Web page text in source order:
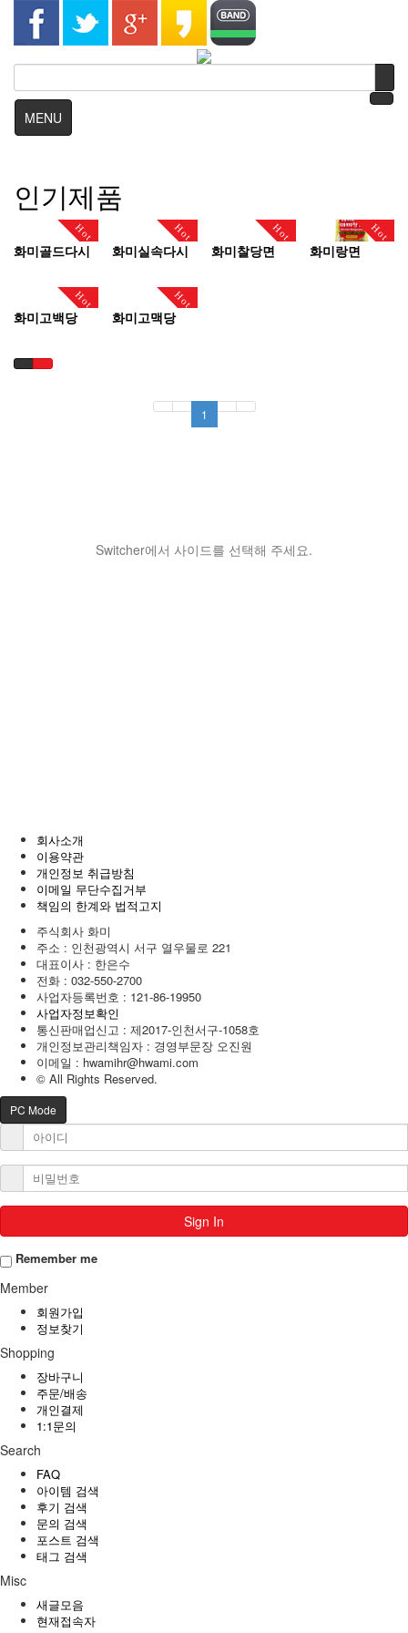
MENU
인기제품
Hot
화미골드다시
Hot
화미실속다시
Hot
화미찰당면
Hot
화미랑면
Hot
화미고백당
Hot
화미고맥당
1
Switcher에서 사이드를 선택해 주세요.
회사소개
이용약관
개인정보 취급방침
이메일 무단수집거부
책임의 한계와 법적고지
주식회사 화미
주소 : 인천광역시 서구 열우물로 221
대표이사 : 한은수
전화 : 032-550-2700
사업자등록번호 : 121-86-19950
사업자정보확인
통신판매업신고 : 제2017-인천서구-1058호
개인정보관리책임자 : 경영부문장 오진원
이메일 : hwamihr@hwami.com
© All Rights Reserved.
PC Mode
Sign In
Remember me
Member
회원가입
정보찾기
Shopping
장바구니
주문/배송
개인결제
1:1문의
Search
FAQ
아이템 검색
후기 검색
문의 검색
포스트 검색
태그 검색
Misc
새글모음
현재접속자